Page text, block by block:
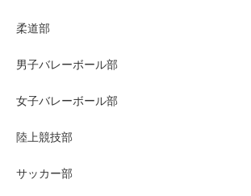
柔道部
男子バレーボール部
女子バレーボール部
陸上競技部
サッカー部